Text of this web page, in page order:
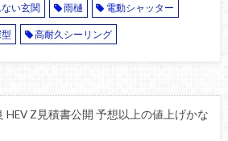
い玄関 雨樋 電動シャッター
高耐久シーリング
HEV Z見積書公開 予想以上の値上げかな